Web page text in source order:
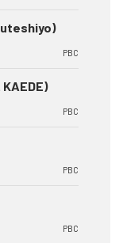
PBC
PBC
PBC
PBC